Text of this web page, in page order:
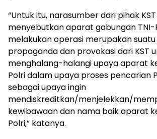
“Untuk itu, narasumber dari pihak
menyebutkan aparat gabungan TNI-
melakukan operasi merupakan
propaganda dan provokasi dari KST
menghalang-halangi upaya aparat
Polri dalam upaya proses pencarian
sebagai upaya ingin
mendiskreditkan/menjelekkan/
kewibawaan dan nama baik aparat
Polri,” katanya.